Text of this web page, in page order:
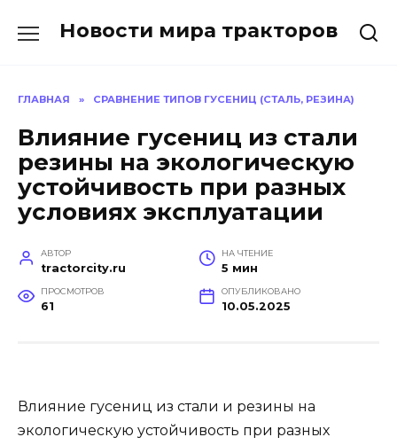
Новости мира тракторов
ГЛАВНАЯ » СРАВНЕНИЕ ТИПОВ ГУСЕНИЦ (СТАЛЬ, РЕЗИНА)
Влияние гусениц из стали
резины на экологическую
устойчивость при разных
условиях эксплуатации
АВТОР
tractorcity.ru
НА ЧТЕНИЕ
5 мин
ПРОСМОТРОВ
61
ОПУБЛИКОВАНО
10.05.2025
Влияние гусениц из стали и резины на
экологическую устойчивость при разных